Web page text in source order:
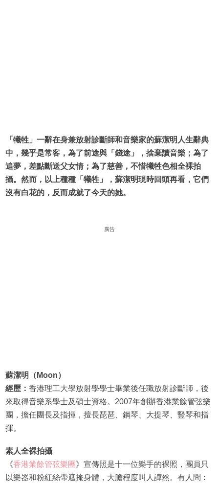
「犧牲」一辭在身兼放射診斷師和音樂家的蘇潔明人生辭典
中，幾乎是常客，為了前途與「錢途」，捨棄讀音樂；為了
追夢，差點斷送父女情；為了慈善，不惜犧牲色相全裸拍
攝。然而，以上種種「犧牲」，蘇潔明現時回頭再看，它們
沒有白花的，反而成就了今天的她。
廣告
蘇潔明（Moon）
經歷： 香港理工大學放射學學士畢業後任職放射診斷師，後
來取得音樂系學士及碩士資格。2007年創辦香港業餘管弦樂
團，擔任團長及指揮，擅長琵琶、鋼琴、大提琴、豎琴和指
揮。
素人全裸拍攝
《香港業餘管弦樂團》宣傳照是十一位樂手的裸照，團員只
以樂器和粉紅絲帶遮掩身體，大膽程度叫人譁然。有人問︰